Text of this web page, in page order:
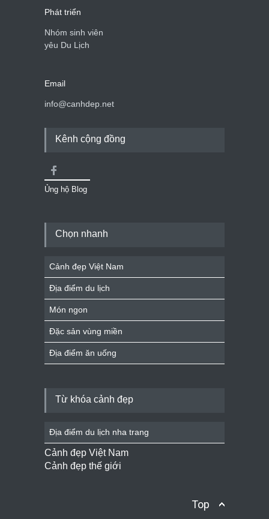
Phát triển
Nhóm sinh viên
yêu Du Lịch
Email
info@canhdep.net
Kênh cộng đồng
Ủng hộ Blog
Chọn nhanh
Cảnh đẹp Việt Nam
Địa điểm du lịch
Món ngon
Đặc sản vùng miền
Địa điểm ăn uống
Từ khóa cảnh đẹp
Địa điểm du lịch nha trang
Cảnh đẹp Việt Nam
Cảnh đẹp thế giới
Top